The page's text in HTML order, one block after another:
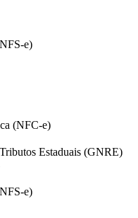
e)
(NFC-e)
Estaduais (GNRE)
e)